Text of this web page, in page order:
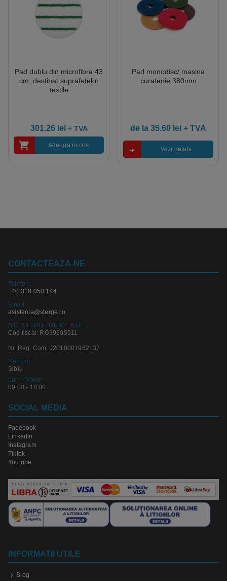
Pad dublu din microfibra 43
cm, destinat suprafetelor
textile
301.26 lei + TVA
Adauga in cos
Pad monodisc/ masina
curatenie 380mm
de la 35.60 lei + TVA
Vezi detalii
CONTACTEAZA-NE
Telefon:
+40 310 050 144
Email
asistenta@sterge.ro
S.C. STERGE ORICE S.R.L.
Cod fiscal: RO39605911
Nr. Reg. Com: J2018001962137
Depozit:
Sibiu
Luni - Vineri:
09:00 - 18:00
SOCIAL MEDIA
Facebook
Linkedin
Instagram
Tiktok
Youtube
INFORMATII UTILE
Blog